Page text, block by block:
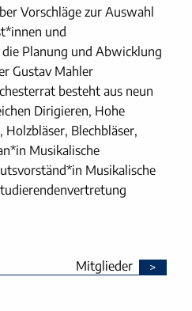
Vorschläge zur Auswahl
und
Planung und Abwicklung
Gustav Mahler
besteht aus neun
Dirigieren, Hohe
Blechbläser,
Musikalische
Musikalische
Mitglieder